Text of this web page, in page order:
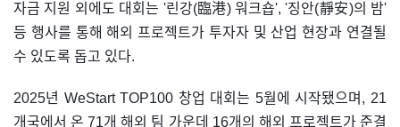
자금 지원 외에도 대회는 '린강(臨港) 워크숍', '징안(靜安)의 밤'
등 행사를 통해 해외 프로젝트가 투자자 및 산업 현장과 연결될
수 있도록 돕고 있다.
2025년 WeStart TOP100 창업 대회는 5월에 시작됐으며, 21
개국에서 온 71개 해외 팀 가운데 16개의 해외 프로젝트가 준결